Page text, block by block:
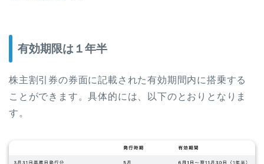
有効期限は１年半
株主割引券の券面に記載された有効期間内に搭乗する
ことができます。具体的には、以下のとおりとなりま
す。